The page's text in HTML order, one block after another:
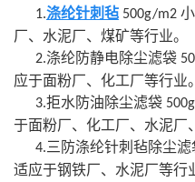
1.涤纶针刺毡 500g/m2
厂、水泥厂、煤矿等行业。
2.涤纶防静电除尘滤袋
应于面粉厂、化工厂等行业。
3.拒水防油除尘滤袋
于面粉厂、化工厂、水泥厂
4.三防涤纶针刺毡除尘滤
适应于钢铁厂、水泥厂等行